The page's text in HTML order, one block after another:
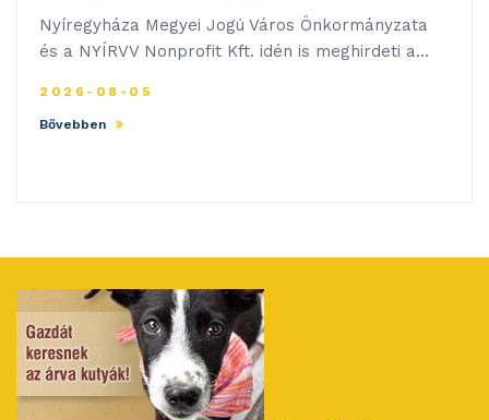
Nyíregyháza Megyei Jogú Város Önkormányzata
és a NYÍRVV Nonprofit Kft. idén is meghirdeti a...
2026-08-05
Bővebben